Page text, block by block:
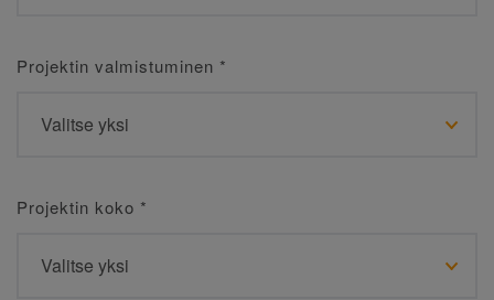
Projektin valmistuminen *
Projektin koko *